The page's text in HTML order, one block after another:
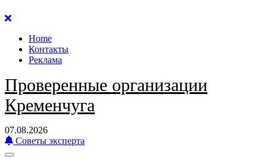
Перейти
содержанию
Home
Контакты
Реклама
Проверенные организации
Кременчуга
07.08.2026
Советы эксперта